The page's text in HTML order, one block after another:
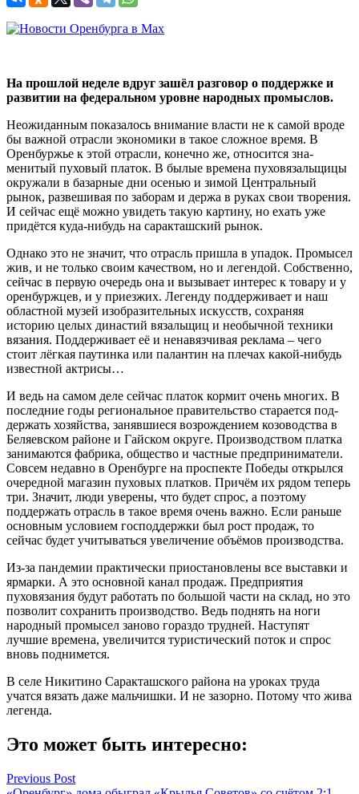
На прошлой неделе вдруг зашёл разговор о поддержке и
развитии на федеральном уровне народных промыс­лов.
Неожиданным показалось внимание власти не к самой вроде
бы важной отрасли эко­номики в такое сложное время. В
Оренбуржье к этой отрасли, конечно же, относится зна­
менитый пуховый платок. В былые времена пуховязальщи­цы
окружали в базарные дни осенью и зимой Центральный
рынок, развешивая по заборам и держа в руках свои творения.
И сейчас ещё можно увидеть такую картину, но ехать уже
придётся куда-нибудь на са­ракташский рынок.
Однако это не значит, что отрасль пришла в упадок. Промысел
жив, и не только своим качеством, но и легендой. Собственно,
сейчас в первую очередь она и вы­зывает интерес к товару и у
оренбуржцев, и у приезжих. Легенду поддерживает и наш
областной музей изобрази­тельных искусств, сохраняя
историю целых династий вя­зальщиц и необычной техники
вязания. Поддерживает её и ненавязчивая реклама – чего
стоит лёгкая паутинка или па­лантин на плечах какой-нибудь
известной актрисы…
И ведь на самом деле сейчас платок кормит очень многих. В
последние годы региональное правительство старается под­
держать хозяйства, занявшие­ся возрождением козоводства в
Беляевском районе и Гай­ском округе. Производством платка
занимаются фабрика, общество и частные предпри­ниматели.
Совсем недавно в Оренбурге на проспекте Побе­ды открылся
очередной мага­зин пуховых платков. Причём их рядом теперь
три. Значит, люди уверены, что будет спрос, а поэтому
поддержать отрасль в такое время очень важно. Если раньше
основным усло­вием господдержки был рост продаж, то
сейчас будет учи­тываться увеличение объёмов производства.
Из-за пандемии практи­чески приостановлены все выставки и
ярмарки. А это основной канал продаж. Пред­приятия
пуховязания будут работать по большой части на склад, но это
позволит со­хранить производство. Ведь поднять на ноги
народный промысел заново гораздо труд­ней. Наступят
лучшие времена, увеличится туристический по­ток и спрос
вновь поднимется.
В селе Никитино Саракташ­ского района на уроках труда
учатся вязать даже мальчишки. И не зазорно. Потому что жива
легенда.
Это может быть интересно:
Навигация
Previous Post